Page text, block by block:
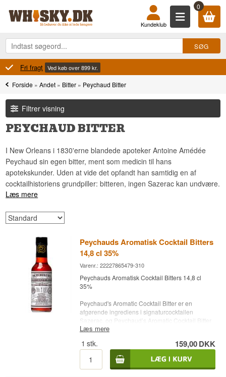
0
Kundeklub
Fri fragt Ved køb over 899 kr.
Forside »Andet » Bitter » Peychaud Bitter
Filtrer visning
PEYCHAUD BITTER
I New Orleans i 1830'erne blandede apoteker Antoine Amédée
Peychaud sin egen bitter, ment som medicin til hans
apotekskunder. Uden at vide det opfandt han samtidig en af
cocktailhistoriens grundpiller: bitteren, ingen Sazerac kan undvære.
Læs mere
Peychauds Aromatisk Cocktail Bitters
14,8 cl 35%
Varenr.: 22227865479-310
Peychauds Aromatisk Cocktail Bitters 14,8 cl
35%
Peychaud's Aromatic Cocktail Bitter er en
afgørende ingrediens i signaturcocktailen
Sazerac, og Peychaud’s Aromatic Cocktail Bitter
vil med sikkerhed forbedre smagen uanset hvad
Destilleri: Peychaud's Aromatic Cocktail bitters
Alder: NA
Type: Bitter
Læs mere
1 stk. 159,00DKK